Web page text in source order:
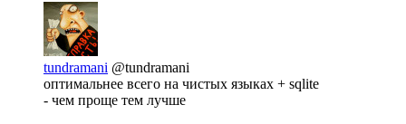
tundramani @tundramani
оптимальнее всего на чистых языках + sqlite
- чем проще тем лучше